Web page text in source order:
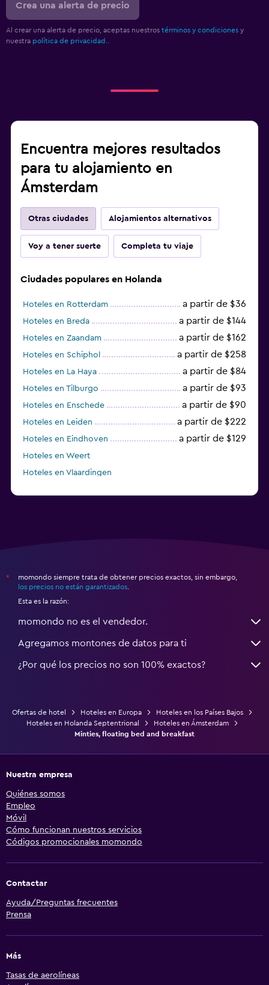
Crea una alerta de precio
Al crear una alerta de precio, aceptas nuestros términos y condiciones y
nuestra política de privacidad.
Encuentra mejores resultados
para tu alojamiento en
Ámsterdam
Otras ciudades Alojamientos alternativos
Voy a tener suerte Completa tu viaje
Ciudades populares en Holanda
Hoteles en Rotterdam a partir de $36
Hoteles en Breda a partir de $144
Hoteles en Zaandam a partir de $162
Hoteles en Schiphol a partir de $258
Hoteles en La Haya a partir de $84
Hoteles en Tilburgo a partir de $93
Hoteles en Enschede a partir de $90
Hoteles en Leiden a partir de $222
Hoteles en Eindhoven a partir de $129
Hoteles en Weert
Hoteles en Vlaardingen
*
momondo siempre trata de obtener precios exactos, sin embargo,
los precios no están garantizados
Esta es la razón:
momondo no es el vendedor.
Agregamos montones de datos para ti
¿Por qué los precios no son 100% exactos?
Ofertas de hotel Hoteles en Europa
Hoteles en los Países Bajos
Hoteles en Holanda Septentrional
Hoteles en Ámsterdam
Minties, floating bed and breakfast
Nuestra empresa
Quiénes somos
Empleo
Móvil
Cómo funcionan nuestros servicios
Códigos promocionales momondo
Contactar
Ayuda/Preguntas frecuentes
Prensa
Más
Tasas de aerolíneas